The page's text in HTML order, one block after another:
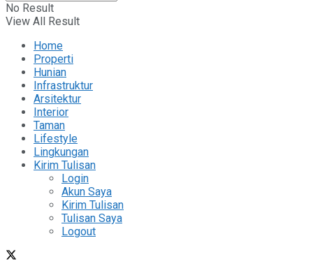
No Result
View All Result
Home
Properti
Hunian
Infrastruktur
Arsitektur
Interior
Taman
Lifestyle
Lingkungan
Kirim Tulisan
Login
Akun Saya
Kirim Tulisan
Tulisan Saya
Logout